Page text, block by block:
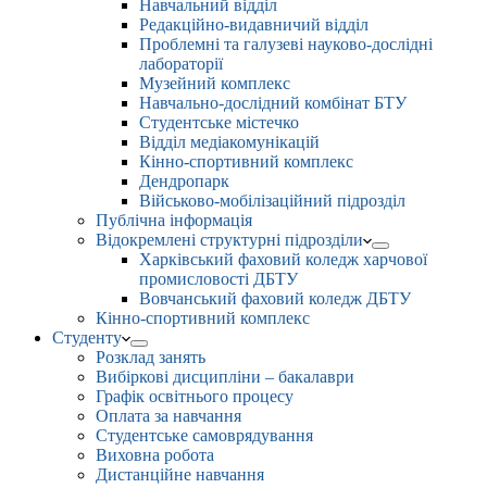
Навчальний відділ
Редакційно-видавничий відділ
Проблемні та галузеві науково-дослідні
лабораторії
Музейний комплекс
Навчально-дослідний комбінат БТУ
Студентське містечко
Відділ медіакомунікацій
Кінно-спортивний комплекс
Дендропарк
Військово-мобілізаційний підрозділ
Публічна інформація
Відокремлені структурні підрозділи
Харківський фаховий коледж харчової
промисловості ДБТУ
Вовчанський фаховий коледж ДБТУ
Кінно-спортивний комплекс
Студенту
Розклад занять
Вибіркові дисципліни – бакалаври
Графік освітнього процесу
Оплата за навчання
Студентське самоврядування
Виховна робота
Дистанційне навчання